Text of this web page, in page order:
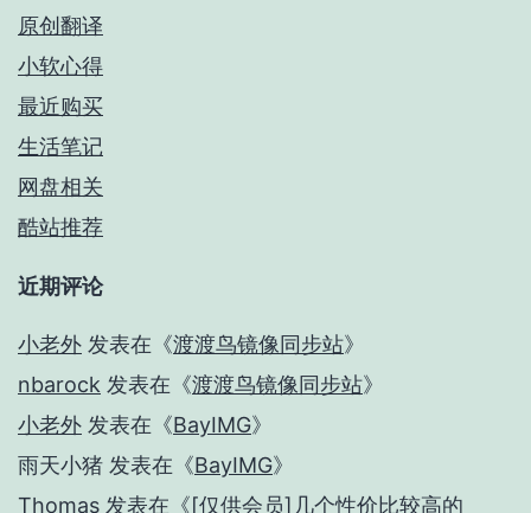
原创翻译
小软心得
最近购买
生活笔记
网盘相关
酷站推荐
近期评论
小老外 发表在《渡渡鸟镜像同步站》
nbarock 发表在《渡渡鸟镜像同步站》
小老外 发表在《BayIMG》
雨天小猪 发表在《BayIMG》
Thomas 发表在《[仅供会员]几个性价比较高的